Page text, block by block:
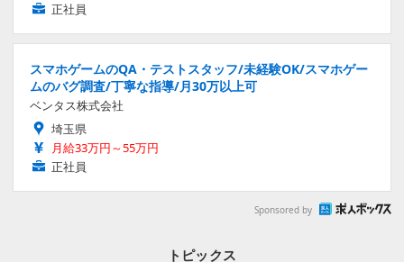
正社員
スマホゲームのQA・テストスタッフ/未経験OK/スマホゲー
ムのバグ調査/丁寧な指導/月30万以上可
ベンタス株式会社
埼玉県
月給33万円～55万円
正社員
Sponsored by
トピックス